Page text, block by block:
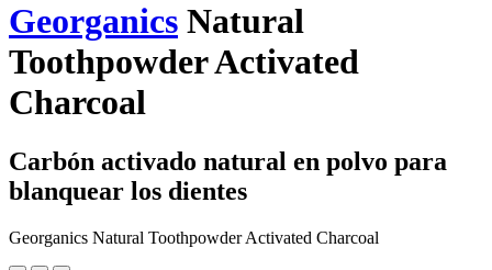
Georganics Natural
Toothpowder Activated
Charcoal
Carbón activado natural en polvo para
blanquear los dientes
Georganics Natural Toothpowder Activated Charcoal